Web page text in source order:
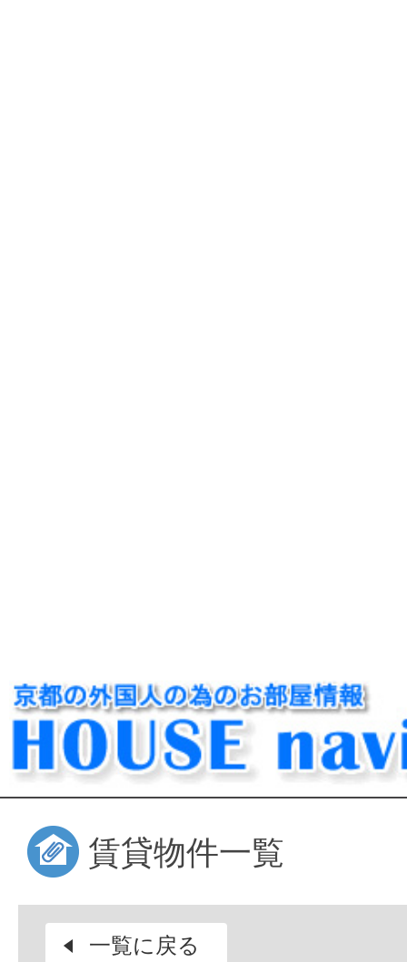
賃貸物件一覧
一覧に戻る